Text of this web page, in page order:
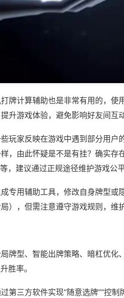
牌计算辅助也是非常有用的，使
升游戏体验，避免影响好友间互
玩家反映在游戏中遇到部分用户
，由此怀疑是不是有挂？确实存
，建议通过正规途径维护游戏公平
专用辅助工具，修改自身牌型或
），但需注意遵守游戏规则，维
牌型、智能出牌策略、暗杠优化
胜率。
三方软件实现“随意选牌”“控制